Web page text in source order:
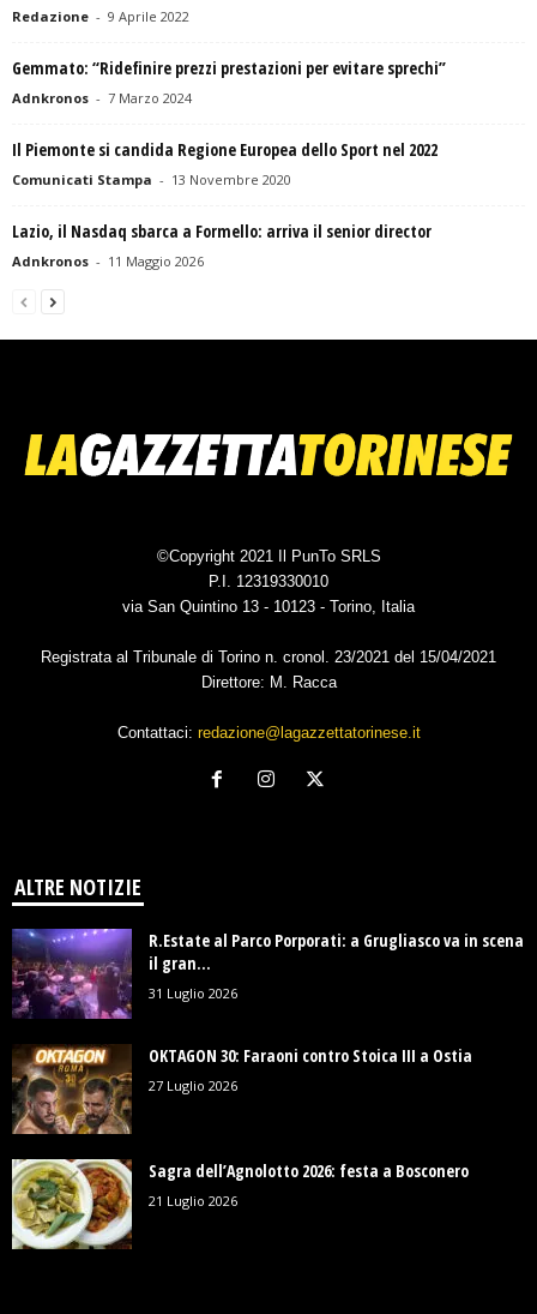
Redazione - 9 Aprile 2022
Gemmato: “Ridefinire prezzi prestazioni per evitare sprechi”
Adnkronos - 7 Marzo 2024
Il Piemonte si candida Regione Europea dello Sport nel 2022
Comunicati Stampa - 13 Novembre 2020
Lazio, il Nasdaq sbarca a Formello: arriva il senior director
Adnkronos - 11 Maggio 2026
©Copyright 2021 Il PunTo SRLS
P.I. 12319330010
via San Quintino 13 - 10123 - Torino, Italia
Registrata al Tribunale di Torino n. cronol. 23/2021 del 15/04/2021
Direttore: M. Racca
Contattaci: redazione@lagazzettatorinese.it
ALTRE NOTIZIE
R.Estate al Parco Porporati: a Grugliasco va in scena
il gran...
31 Luglio 2026
OKTAGON 30: Faraoni contro Stoica III a Ostia
27 Luglio 2026
Sagra dell’Agnolotto 2026: festa a Bosconero
21 Luglio 2026